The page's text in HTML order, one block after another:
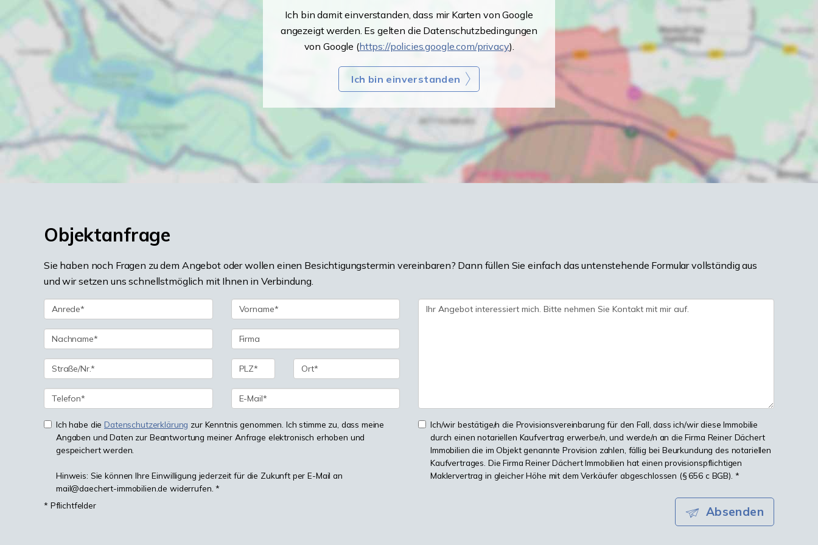
Ich bin damit einverstanden, dass mir Karten von Google
angezeigt werden. Es gelten die Datenschutzbedingungen
von Google (https://policies.google.com/privacy).
Ich bin einverstanden
Objektanfrage
Sie haben noch Fragen zu dem Angebot oder wollen einen Besichtigungstermin vereinbaren? Dann füllen Sie einfach das untenstehende Formular vollständig aus
und wir setzen uns schnellstmöglich mit Ihnen in Verbindung.
Ich habe die Datenschutzerklärung zur Kenntnis genommen. Ich stimme zu, dass meine
Angaben und Daten zur Beantwortung meiner Anfrage elektronisch erhoben und
gespeichert werden.
Hinweis: Sie können Ihre Einwilligung jederzeit für die Zukunft per E-Mail an
mail@daechert-immobilien.de widerrufen. *
Ich/wir bestätige/n die Provisionsvereinbarung für den Fall, dass ich/wir diese Immobilie
durch einen notariellen Kaufvertrag erwerbe/n, und werde/n an die Firma Reiner Dächert
Immobilien die im Objekt genannte Provision zahlen, fällig bei Beurkundung des notariellen
Kaufvertrages. Die Firma Reiner Dächert Immobilien hat einen provisionspflichtigen
Maklervertrag in gleicher Höhe mit dem Verkäufer abgeschlossen (§ 656 c BGB). *
* Pflichtfelder Absenden